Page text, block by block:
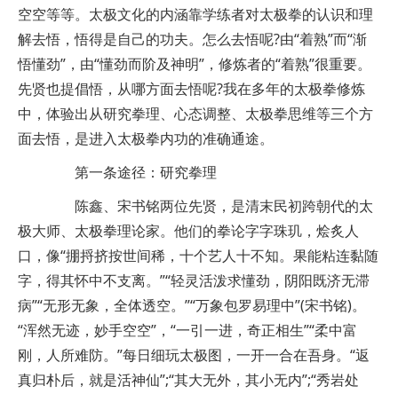
空空等等。太极文化的内涵靠学练者对太极拳的认识和理
解去悟，悟得是自己的功夫。怎么去悟呢?由“着熟”而“渐
悟懂劲”，由“懂劲而阶及神明”，修炼者的“着熟”很重要。
先贤也提倡悟，从哪方面去悟呢?我在多年的太极拳修炼
中，体验出从研究拳理、心态调整、太极拳思维等三个方
面去悟，是进入太极拳内功的准确通途。
第一条途径：研究拳理
陈鑫、宋书铭两位先贤，是清末民初跨朝代的太
极大师、太极拳理论家。他们的拳论字字珠玑，烩炙人
口，像“掤捋挤按世间稀，十个艺人十不知。果能粘连黏随
字，得其怀中不支离。”“轻灵活泼求懂劲，阴阳既济无滞
病”“无形无象，全体透空。”“万象包罗易理中”(宋书铭)。
“浑然无迹，妙手空空”，“一引一进，奇正相生”“柔中富
刚，人所难防。”每日细玩太极图，一开一合在吾身。“返
真归朴后，就是活神仙”;“其大无外，其小无内”;“秀岩处